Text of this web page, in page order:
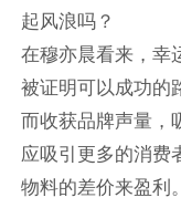
起风浪吗？
在穆亦晨看来，幸
被证明可以成功的
而收获品牌声量，
应吸引更多的消费
物料的差价来盈利。